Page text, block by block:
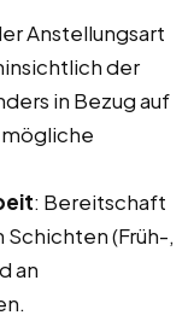
Anstellungsart
der
in Bezug auf
: Bereitschaft
(Früh-,
an